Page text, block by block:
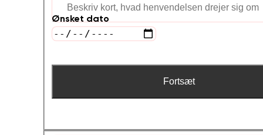
Ønsket dato
Fortsæt